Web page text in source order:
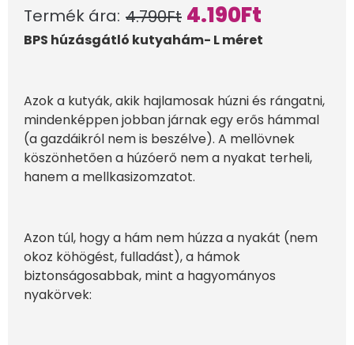
Termék ára: 4.790Ft 4.190Ft
BPS húzásgátló kutyahám- L méret
Azok a kutyák, akik hajlamosak húzni és rángatni,
mindenképpen jobban járnak egy erős hámmal
(a gazdáikról nem is beszélve). A mellövnek
köszönhetően a húzóerő nem a nyakat terheli,
hanem a mellkasizomzatot.
Azon túl, hogy a hám nem húzza a nyakát (nem
okoz köhögést, fulladást), a hámok
biztonságosabbak, mint a hagyományos
nyakörvek: